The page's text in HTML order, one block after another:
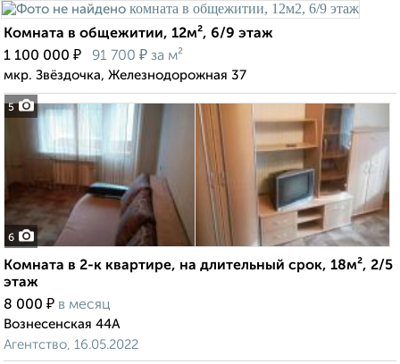
5
Комната в общежитии, 12м², 6/9 этаж
1 100 000 ₽ 91 700 ₽ за м²
мкр. Звёздочка, Железнодорожная 37
6
Комната в 2-к квартире, на длительный срок, 18м², 2/5
этаж
8 000 ₽ в месяц
Вознесенская 44А
Агентство, 16.05.2022